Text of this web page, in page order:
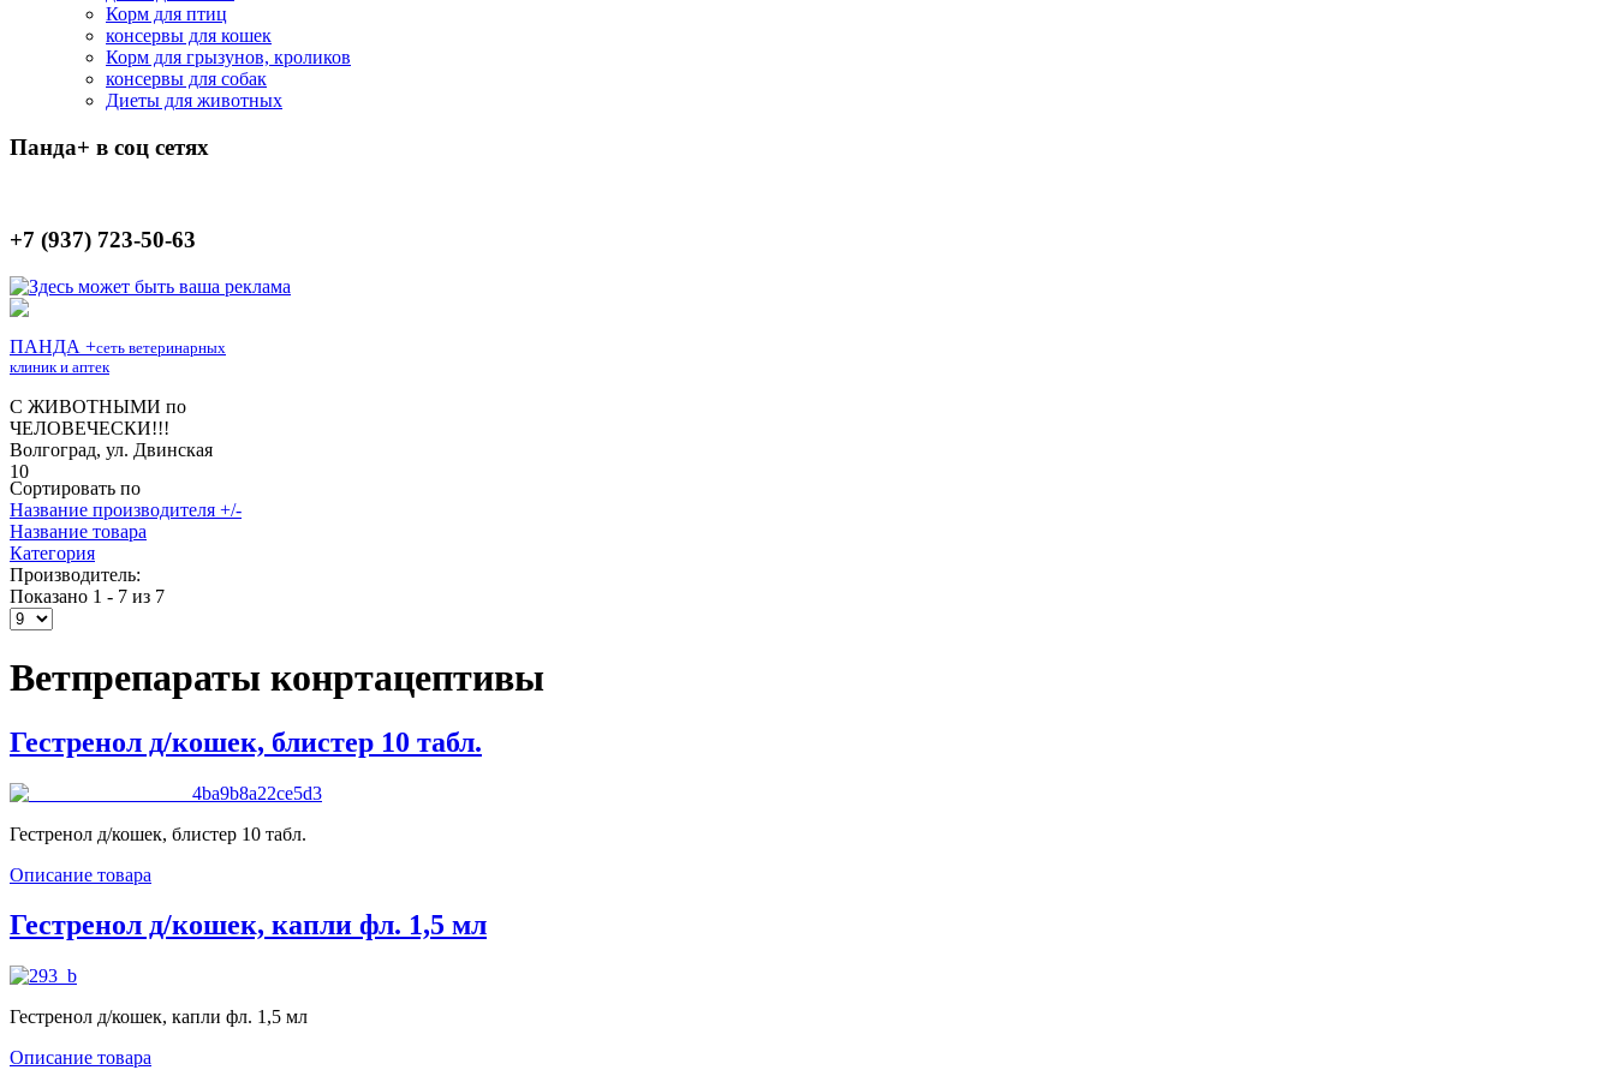
Корм для птиц
консервы для кошек
Корм для грызунов, кроликов
консервы для собак
Диеты для животных
Панда+ в соц сетях
+7 (937) 723-50-63
Сортировать по
Название производителя +/-
Название товара
Категория
Производитель:
Показано 1 - 7 из 7
Ветпрепараты конртацептивы
Гестренол д/кошек, блистер 10 табл.
Гестренол д/кошек, блистер 10 табл.
Описание товара
Гестренол д/кошек, капли фл. 1,5 мл
Гестренол д/кошек, капли фл. 1,5 мл
Описание товара